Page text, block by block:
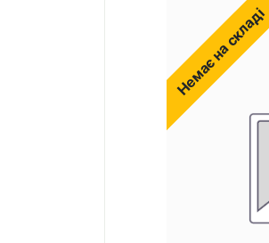
Немає на складі